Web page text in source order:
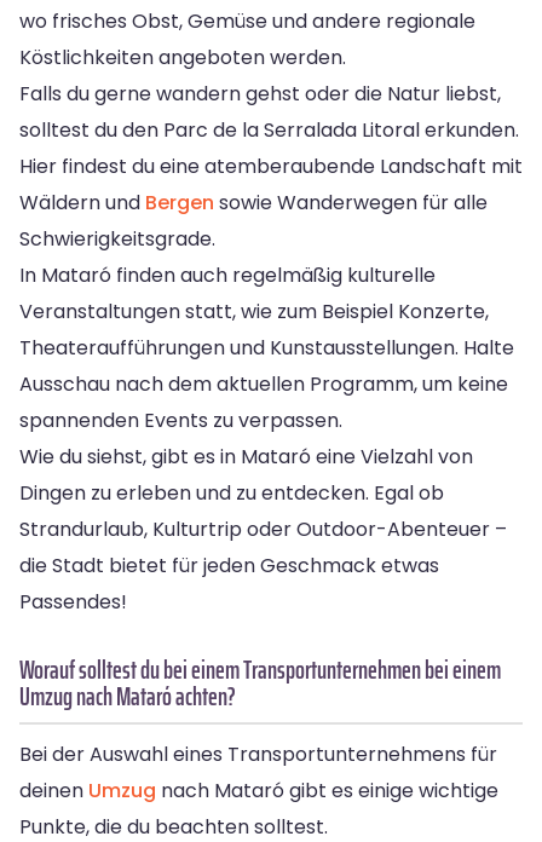
wo frisches Obst, Gemüse und andere regionale
Köstlichkeiten angeboten werden.
Falls du gerne wandern gehst oder die Natur liebst,
solltest du den Parc de la Serralada Litoral erkunden.
Hier findest du eine atemberaubende Landschaft mit
Wäldern und Bergen sowie Wanderwegen für alle
Schwierigkeitsgrade.
In Mataró finden auch regelmäßig kulturelle
Veranstaltungen statt, wie zum Beispiel Konzerte,
Theateraufführungen und Kunstausstellungen. Halte
Ausschau nach dem aktuellen Programm, um keine
spannenden Events zu verpassen.
Wie du siehst, gibt es in Mataró eine Vielzahl von
Dingen zu erleben und zu entdecken. Egal ob
Strandurlaub, Kulturtrip oder Outdoor-Abenteuer –
die Stadt bietet für jeden Geschmack etwas
Passendes!
Worauf solltest du bei einem Transportunternehmen bei einem
Umzug nach Mataró achten?
Bei der Auswahl eines Transportunternehmens für
deinen Umzug nach Mataró gibt es einige wichtige
Punkte, die du beachten solltest.